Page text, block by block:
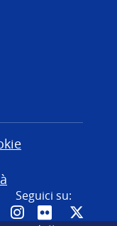
Seguici su:
del MEF -
del MEF
Telegram del
YouTube del
CanaleCanale